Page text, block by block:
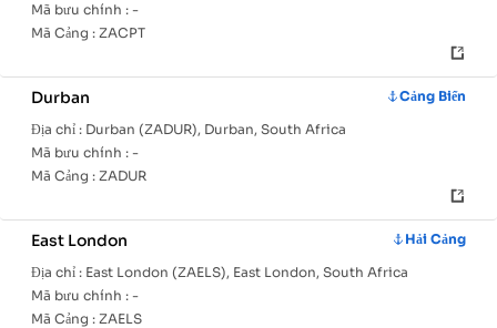
Mã bưu chính : -
Mã Cảng : ZACPT
Durban
Cảng Biển
Địa chỉ : Durban (ZADUR), Durban, South Africa
Mã bưu chính : -
Mã Cảng : ZADUR
East London
Hải Cảng
Địa chỉ : East London (ZAELS), East London, South Africa
Mã bưu chính : -
Mã Cảng : ZAELS